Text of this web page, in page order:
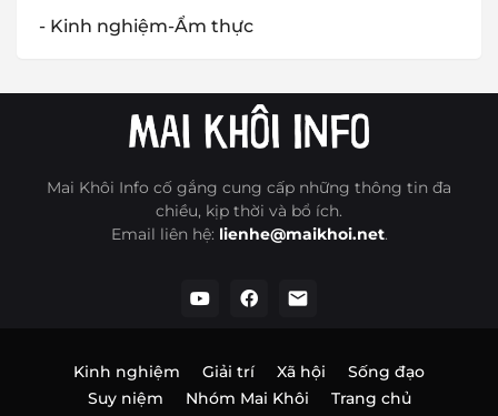
- Kinh nghiệm-Ẩm thực
Mai Khôi Info cố gắng cung cấp những thông tin đa
chiều, kịp thời và bổ ích.
Email liên hệ: lienhe@maikhoi.net.
Kinh nghiệm Giải trí Xã hội
Sống đạo
Suy niệm
Nhóm Mai Khôi Trang chủ